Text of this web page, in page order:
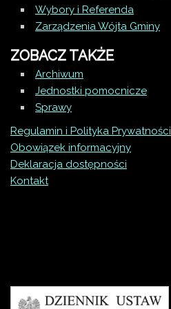
Wybory i Referenda
Zarządzenia Wójta Gminy
ZOBACZ TAKŻE
Archiwum
Jednostki pomocnicze
Sprawy
Regulamin i Polityka Prywatności
Obowiązek informacyjny
Deklaracja dostępności
Kontakt